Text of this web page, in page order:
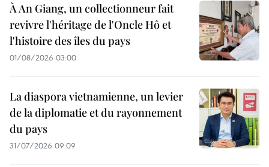
À An Giang, un collectionneur fait
revivre l'héritage de l'Oncle Hô et
l'histoire des îles du pays
01/08/2026 03:00
La diaspora vietnamienne, un levier
de la diplomatie et du rayonnement
du pays
31/07/2026 09:09